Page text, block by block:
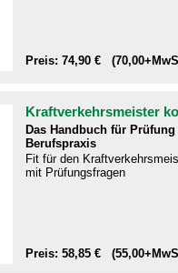
Preis: 74,90 €
Kraftverkehrsmeister
Das Handbuch für Prüfung
Berufspraxis
Fit für den
mit Prüfungsfragen​
Preis: 58,85 €